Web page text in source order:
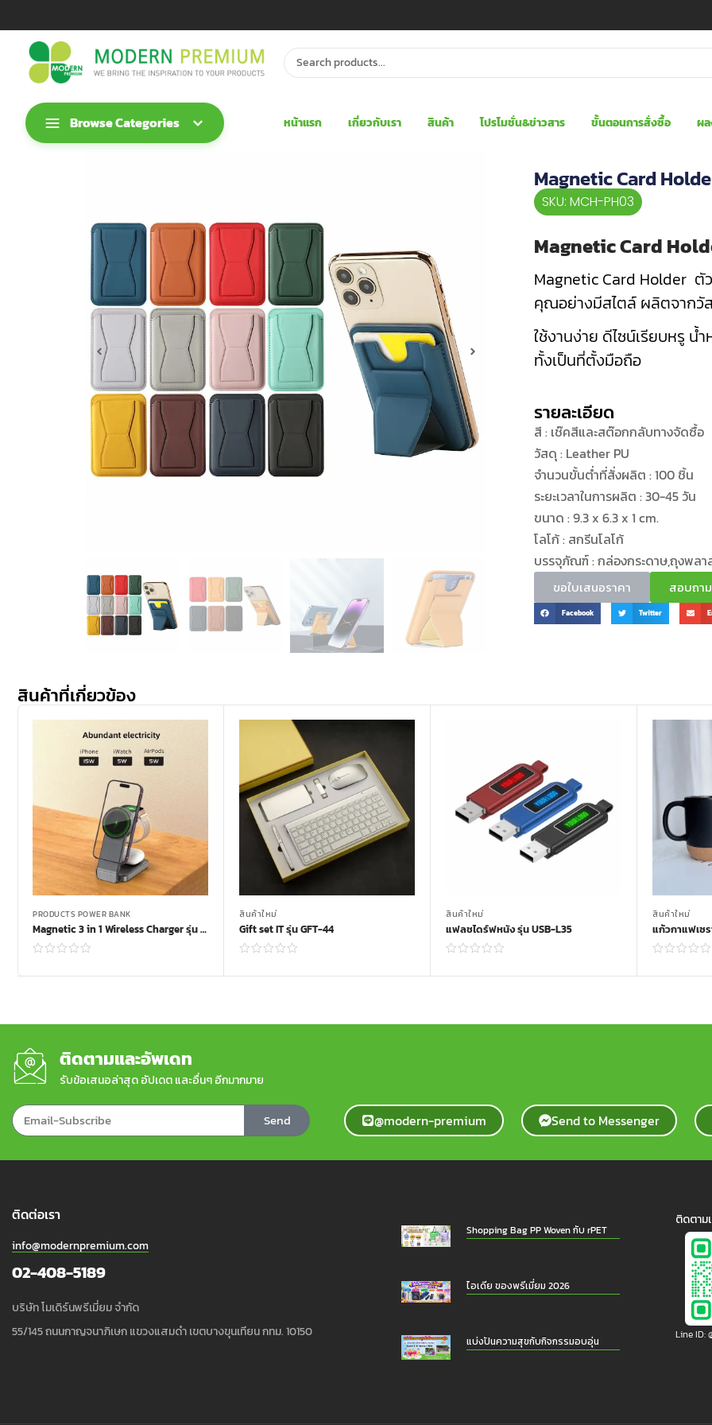
Browse Categories หน้าแรก เกี่ยวกับเรา สินค้า โปรโมชั่น&ข่าวสาร ขั้นตอนการสั่งซื้อ ผ
Magnetic Card
SKU: MCH-PH03
Magnetic Card
Magnetic Card Holder ตั
คุณอย่างมีสไตล์ ผลิตจากวั
ใช้งานง่าย ดีไซน์เรียบหรู
ทั้งเป็นที่ตั้งมือถือ
รายละเอียด
สี : เช๊คสีและสต๊อกกลับทางจัดซื้อ
วัสดุ : Leather PU
จำนวนขั้นต่ำที่สั่งผลิต : 100 ชิ้น
ระยะเวลาในการผลิต : 30-45 วัน
ขนาด : 9.3 x 6.3 x 1 cm.
โลโก้ : สกรีนโลโก้
บรรจุภัณฑ์ : กล่องกระดาษ,ถุงพล
ขอใบเสนอราคา สอบถา
Facebook Twitter
สินค้าที่เกี่ยวข้อง
PRODUCTS POWER BANK
Magnetic 3 in 1 Wireless Charger รุ่น MWC-79
Read more
สินค้าใหม่
Gift set IT รุ่น GFT-44
Read more
สินค้าใหม่
แฟลชไดร์ฟหนัง รุ่น USB-L35
Read more
สินค้าใหม่
แก้วกาแฟเซ
ติดตามและอัพเดท
รับข้อเสนอล่าสุด อัปเดต และอื่นๆ อีกมากมาย
Send @modern-premium Send to Messenger
ติดต่อเรา
info@modernpremium.com
02-408-5189
บริษัท โมเดิร์นพรีเมี่ยม จำกัด
55/145 ถนนกาญจนาภิเษก แขวงแสมดำ เขตบางขุนเทียน กทม. 10150
Shopping Bag PP Woven กับ rPET
ไอเดีย ของพรีเมี่ยม 2026
แบ่งปันความสุขกับกิจกรรมอบอุ่น
ติดตาม
Line ID: